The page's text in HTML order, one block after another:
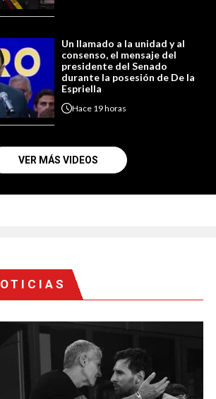
Un llamado a la unidad y al
consenso, el mensaje del
presidente del Senado
durante la posesión de De la
Espriella
Hace 19 horas
VER MÁS VIDEOS